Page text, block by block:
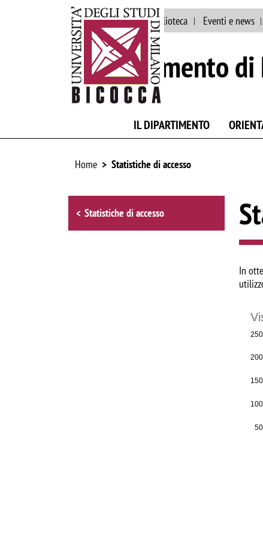
Ateneo Staff Biblioteca Eventi e news
Dipartimento di
IL DIPARTIMENTO
Home Statistiche di accesso
Browse the
Statistiche di accesso
In